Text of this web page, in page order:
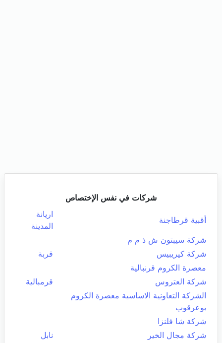
شركات في نفس الإختصاص
أقبية قرطاجنة
اريانة
المدينة
شركة سيبتون ش ذ م م
شركة كيريبيس
قربة
معصرة الكروم قرنبالية
شركة العتروس
قرمبالية
الشركة التعاونية الاساسية معصرة الكروم
بوعرقوب
شركة شا فلنزا
شركة مجال الخير
نابل